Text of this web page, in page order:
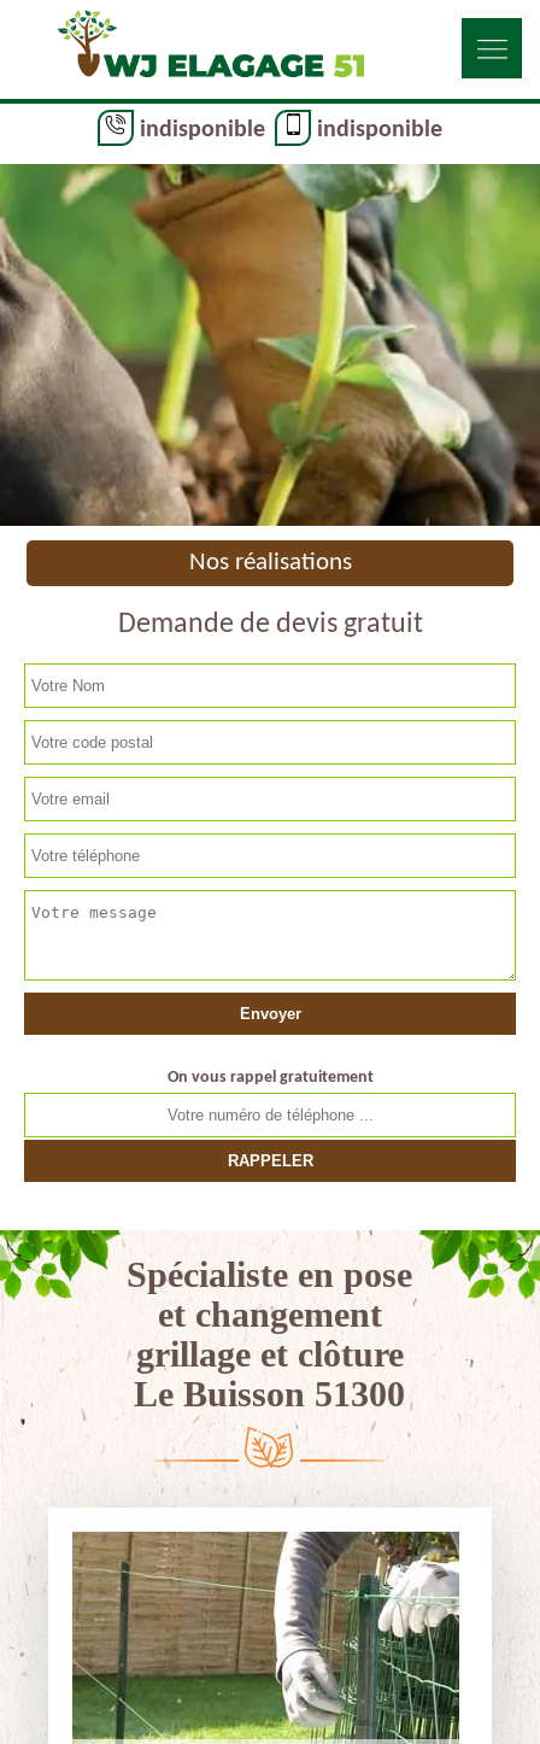
indisponible indisponible
Nos réalisations
Demande de devis gratuit
On vous rappel gratuitement
Spécialiste en pose
et changement
grillage et clôture
Le Buisson 51300